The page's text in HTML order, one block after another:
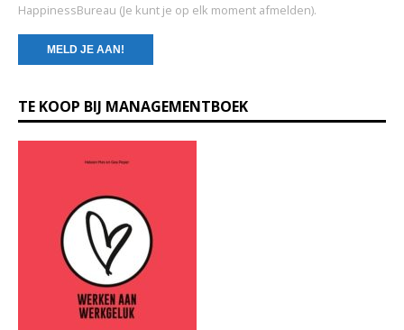
HappinessBureau (Je kunt je op elk moment afmelden).
o
n
TE KOOP BIJ MANAGEMENTBOEK